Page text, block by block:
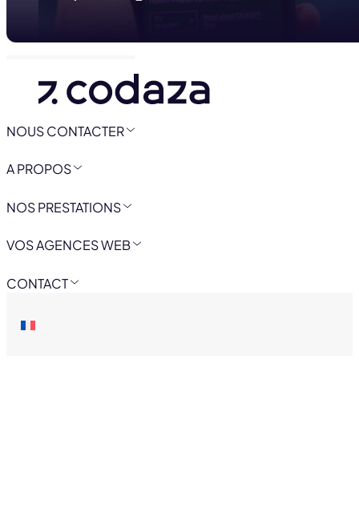
NOUS CONTACTER
A PROPOS
NOS PRESTATIONS
VOS AGENCES WEB
CONTACT